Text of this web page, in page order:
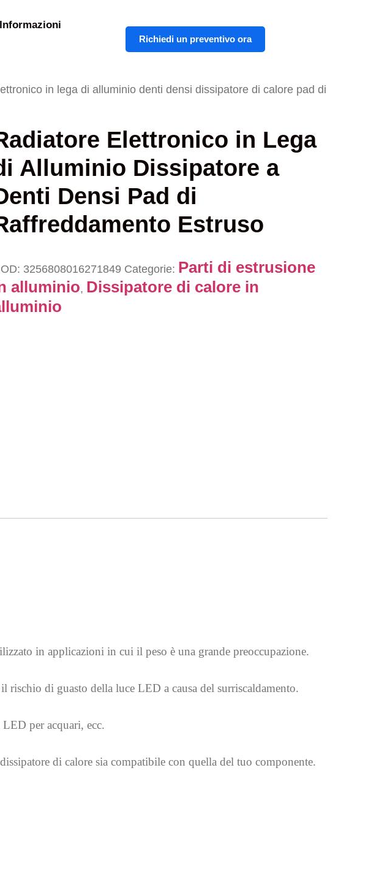
Informazioni
Richiedi un preventivo ora
in lega di alluminio denti densi dissipatore di calore pad di
Elettronico in Lega
Alluminio Dissipatore a
Densi Pad di
Estruso
3256808016271849 Categorie: Parti di estrusione
alluminio, Dissipatore di calore in
in applicazioni in cui il peso è una grande preoccupazione.
rischio di guasto della luce LED a causa del surriscaldamento.
per acquari, ecc.
di calore sia compatibile con quella del tuo componente.